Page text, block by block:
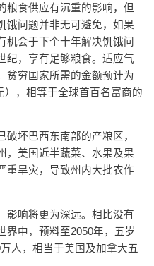
粮食供应有沉重的影响，但
饿问题并非无可避免，如果
机会于下个十年解决饥饿问
纪，享有足够粮食。适应气
贫穷国家所需的金额预计为
），相等于全球首百名富商的
坏巴西东南部的产粮区，
，美国近半蔬菜、水果及果
重旱灾，导致州内大批农作
影响将更为深远。相比没有
界中，预料至2050年，五岁
人，相当于美国及加拿大五